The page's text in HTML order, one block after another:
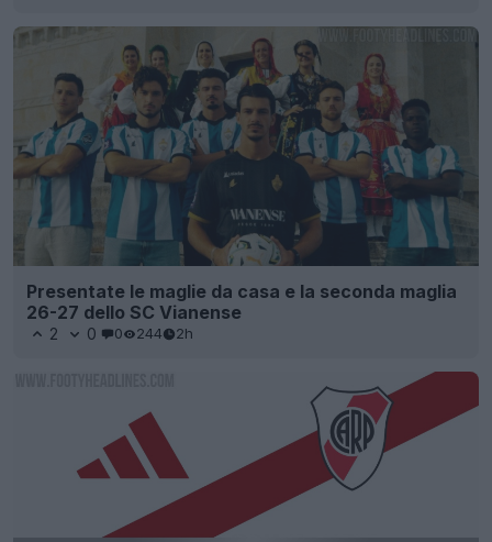
Presentate le maglie da casa e la seconda maglia
26-27 dello SC Vianense
2 0 0 244 2h